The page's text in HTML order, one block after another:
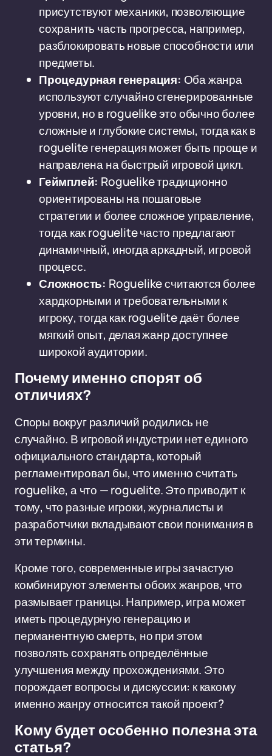
присутствуют механики, позволяющие
сохранить часть прогресса, например,
разблокировать новые способности или
предметы.
Процедурная генерация: Оба жанра
используют случайно сгенерированные
уровни, но в roguelike это обычно более
сложные и глубокие системы, тогда как в
roguelite генерация может быть проще и
направлена на быстрый игровой цикл.
Геймплей: Roguelike традиционно
ориентированы на пошаговые
стратегии и более сложное управление,
тогда как roguelite часто предлагают
динамичный, иногда аркадный, игровой
процесс.
Сложность: Roguelike считаются более
хардкорными и требовательными к
игроку, тогда как roguelite даёт более
мягкий опыт, делая жанр доступнее
широкой аудитории.
Почему именно спорят об
отличиях?
Споры вокруг различий родились не
случайно. В игровой индустрии нет единого
официального стандарта, который
регламентировал бы, что именно считать
roguelike, а что — roguelite. Это приводит к
тому, что разные игроки, журналисты и
разработчики вкладывают свои понимания в
эти термины.
Кроме того, современные игры зачастую
комбинируют элементы обоих жанров, что
размывает границы. Например, игра может
иметь процедурную генерацию и
перманентную смерть, но при этом
позволять сохранять определённые
улучшения между прохождениями. Это
порождает вопросы и дискуссии: к какому
именно жанру относится такой проект?
Кому будет особенно полезна эта
статья?